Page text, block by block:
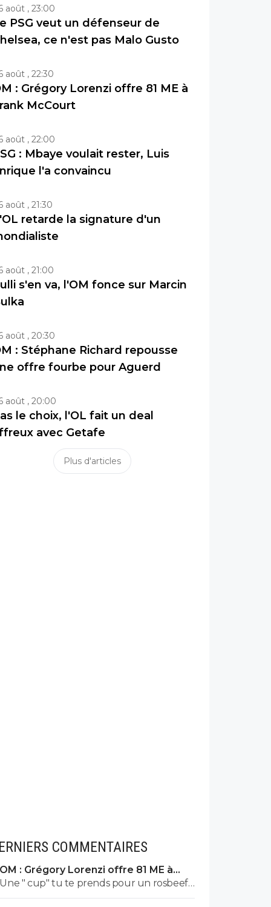
août , 23:00
PSG veut un défenseur de
ce n'est pas Malo Gusto
août , 22:30
: Grégory Lorenzi offre 81 ME à
McCourt
août , 22:00
: Mbaye voulait rester, Luis
l'a convaincu
août , 21:30
retarde la signature d'un
août , 21:00
s'en va, l'OM fonce sur Marcin
août , 20:30
: Stéphane Richard repousse
offre fourbe pour Aguerd
août , 20:00
le choix, l'OL fait un deal
avec Getafe
Plus d'articles
COMMENTAIRES
OM : Grégory Lorenzi offre 81 ME à
Frank McCourt
Une " cup" tu te prends pour un rosbeef
? Lol